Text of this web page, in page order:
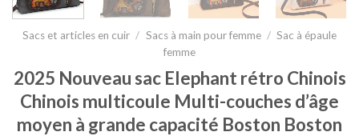
Sacs et articles en cuir / Sacs à main pour femme / Sac à épaule
femme
2025 Nouveau sac Elephant rétro Chinois
Chinois multicoule Multi-couches d’âge
moyen à grande capacité Boston Boston